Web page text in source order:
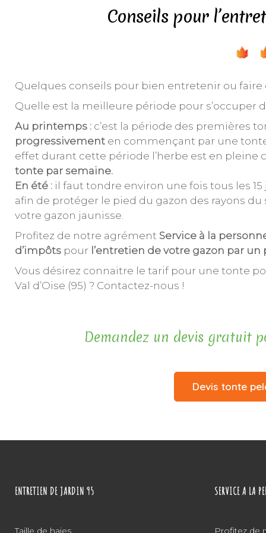
Conseils pour
Quelques conseils pour bien entretenir ou faire
Quelle est la meilleure période pour s’occuper
Au printemps :c’est la période des premières
progressivementen commençant par une
effet durant cette période l’herbe est en pleine
tonte par semaine.
En été :il faut tondre environ une fois tous les
afin de protéger le pied du gazon des rayons
votre gazon jaunisse.
Profitez de notre agrément Service à la
d’impôts pourl’entretien de votre gazon par un
Vous désirez connaitre le tarif pour une tonte
Val d’Oise (95) ? Contactez-nous !
Demandez un devis gratuit
Devis tonte
ENTRETIEN DE JARDIN 95
Taille de haies
SERVICE A LA
Profitez de